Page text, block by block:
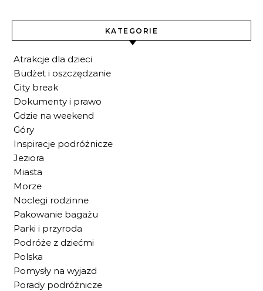
KATEGORIE
Atrakcje dla dzieci
Budżet i oszczędzanie
City break
Dokumenty i prawo
Gdzie na weekend
Góry
Inspiracje podróżnicze
Jeziora
Miasta
Morze
Noclegi rodzinne
Pakowanie bagażu
Parki i przyroda
Podróże z dziećmi
Polska
Pomysły na wyjazd
Porady podróżnicze